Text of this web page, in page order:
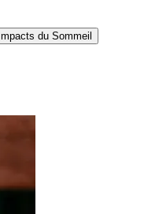
Impacts du Sommeil